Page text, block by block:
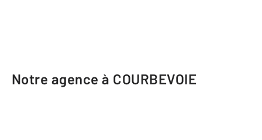
Notre agence à COURBEVOIE